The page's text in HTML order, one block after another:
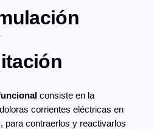
consiste en la
corrientes eléctricas en
para contraerlos y reactivarlos